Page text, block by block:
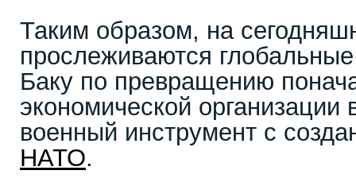
Таким образом, на
прослеживаются
Баку по превращению
экономической организации
военный инструмент с
НАТО.